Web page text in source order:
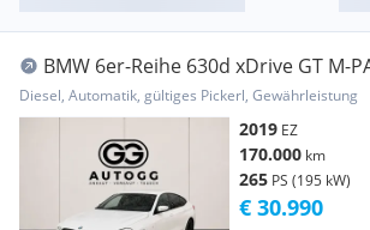
BMW 6er-Reihe 630d xDrive GT M-
Diesel, Automatik, gültiges Pickerl, Gewährleistung
2019 EZ
170.000 km
265 PS (195 kW)
€ 30.990